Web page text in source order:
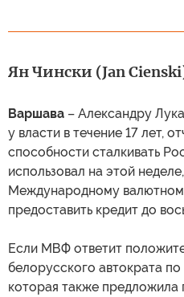
Ян Чински (Jan
Варшава – Александру
у власти в течение 17 лет,
способности сталкивать
использовал на этой
Международному
предоставить кредит до
Если МВФ ответит
белорусского автократа
которая также предложила